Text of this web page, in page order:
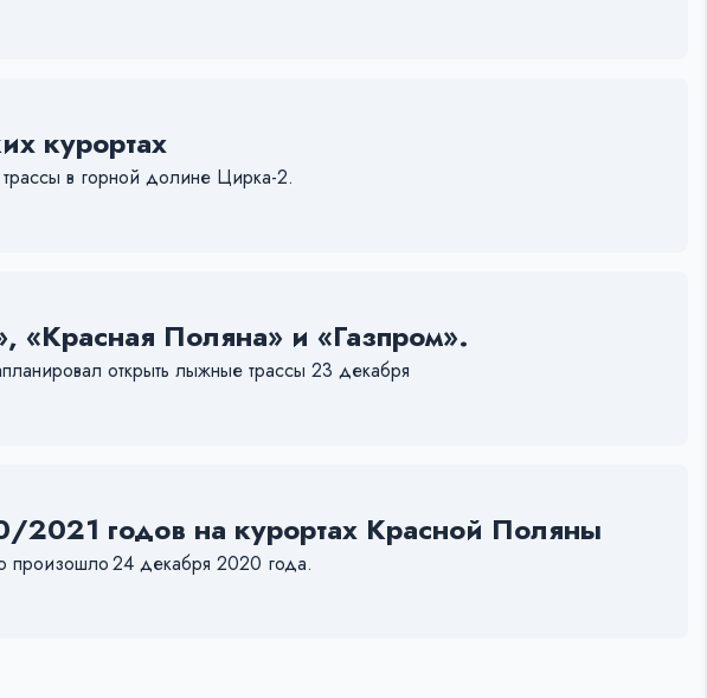
курортах
в горной долине Цирка-2.
«Красная Поляна» и «Газпром».
открыть лыжные трассы 23 декабря
годов на курортах Красной Поляны
произошло 24 декабря 2020 года.